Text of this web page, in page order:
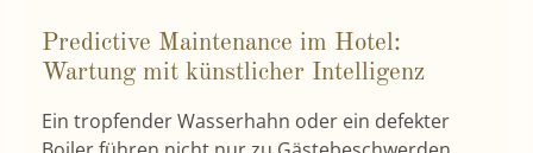
Predictive Maintenance im Hotel:
Wartung mit künstlicher Intelligenz
Ein tropfender Wasserhahn oder ein defekter